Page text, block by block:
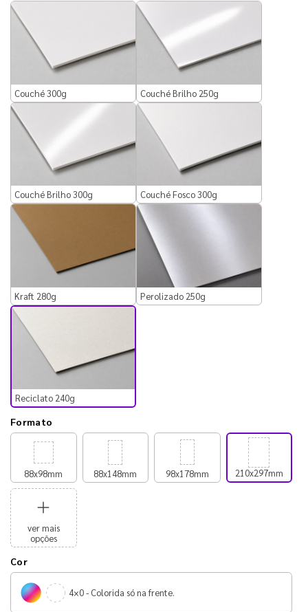
Couché 300g Couché Brilho 250g
Couché Brilho 300g Couché Fosco 300g
Kraft 280g Perolizado 250g
Reciclato 240g
Formato
88x98mm 88x148mm 98x178mm 210x297mm
ver mais
opções
Cor
4×0 - Colorida só na frente.